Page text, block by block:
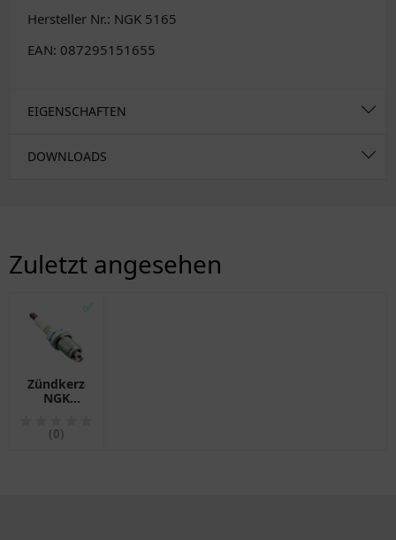
Hersteller Nr.: NGK 5165
EAN: 087295151655
EIGENSCHAFTEN
DOWNLOADS
Zuletzt angesehen
✅
Zündkerze
NGK
Alternative:
1290071
(0)